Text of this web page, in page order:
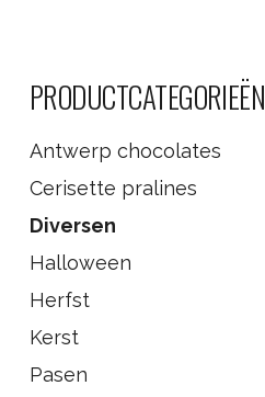
PRODUCTCATEGORIEËN
Antwerp chocolates
Cerisette pralines
Diversen
Halloween
Herfst
Kerst
Pasen